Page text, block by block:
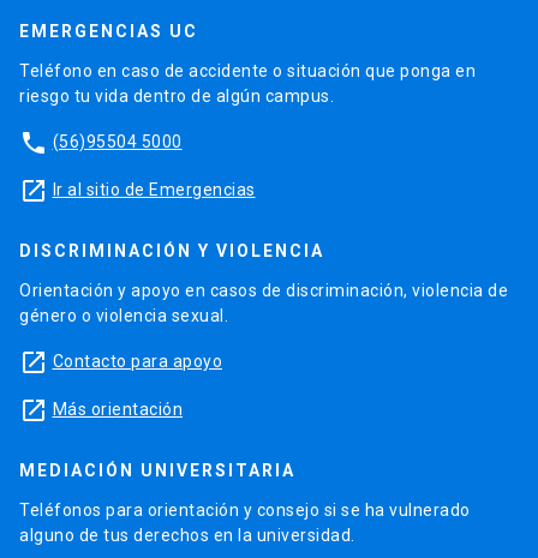
EMERGENCIAS UC
Teléfono en caso de accidente o situación que ponga en
riesgo tu vida dentro de algún campus.
phone (56)95504 5000
launch Ir al sitio de Emergencias
DISCRIMINACIÓN Y VIOLENCIA
Orientación y apoyo en casos de discriminación, violencia de
género o violencia sexual.
launch Contacto para apoyo
launch Más orientación
MEDIACIÓN UNIVERSITARIA
Teléfonos para orientación y consejo si se ha vulnerado
alguno de tus derechos en la universidad.